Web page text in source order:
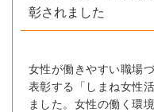
彰されました
女性が働きやすい職場
表彰する「しまね女性
ました。女性の働く環